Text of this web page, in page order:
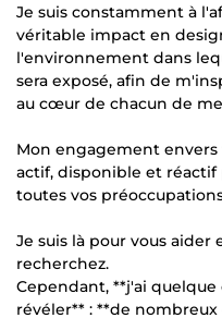
Je suis constamment à
véritable impact en
l'environnement dans
sera exposé, afin de
au cœur de chacun de
Mon engagement envers
actif, disponible et
toutes vos
Je suis là pour vous
recherchez.
Cependant, **j'ai
révéler** : **de